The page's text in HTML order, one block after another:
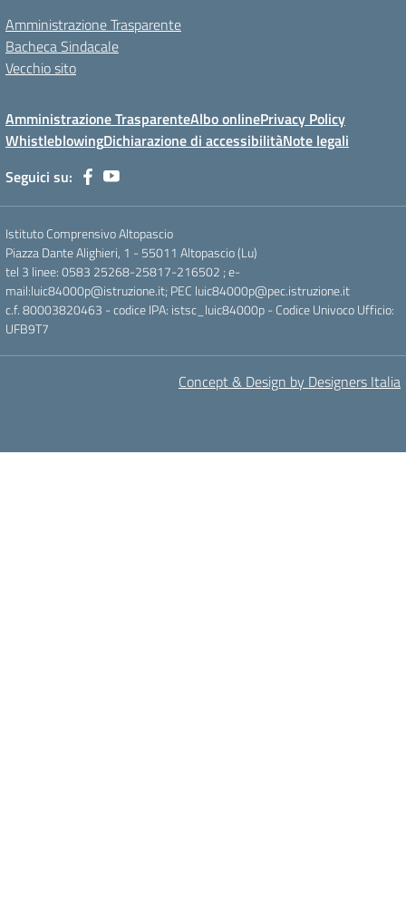
Amministrazione Trasparente
Bacheca Sindacale
Vecchio sito
Amministrazione TrasparenteAlbo onlinePrivacy Policy
WhistleblowingDichiarazione di accessibilitàNote legali
Seguici su:
Istituto Comprensivo Altopascio
Piazza Dante Alighieri, 1 - 55011 Altopascio (Lu)
tel 3 linee: 0583 25268-25817-216502 ; e-
mail:luic84000p@istruzione.it; PEC luic84000p@pec.istruzione.it
c.f. 80003820463 - codice IPA: istsc_luic84000p - Codice Univoco Ufficio:
UFB9T7
Concept & Design by Designers Italia